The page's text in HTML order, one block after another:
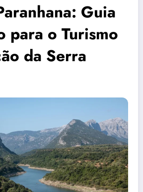
Guia
para o Turismo
da Serra